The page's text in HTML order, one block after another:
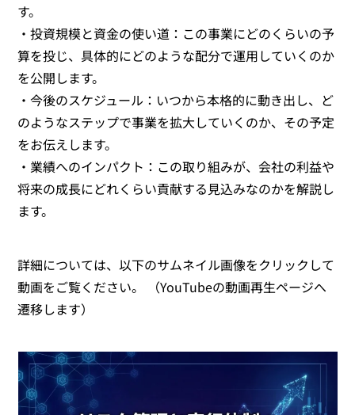
す。
・投資規模と資金の使い道：この事業にどのくらいの予
算を投じ、具体的にどのような配分で運用していくのか
を公開します。
・今後のスケジュール：いつから本格的に動き出し、ど
のようなステップで事業を拡大していくのか、その予定
をお伝えします。
・業績へのインパクト：この取り組みが、会社の利益や
将来の成長にどれくらい貢献する見込みなのかを解説し
ます。
詳細については、以下のサムネイル画像をクリックして
動画をご覧ください。 （YouTubeの動画再生ページへ
遷移します）